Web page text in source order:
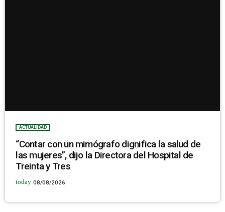
ACTUALIDAD
“Contar con un mimógrafo dignifica la salud de
las mujeres”, dijo la Directora del Hospital de
Treinta y Tres
today 08/08/2026